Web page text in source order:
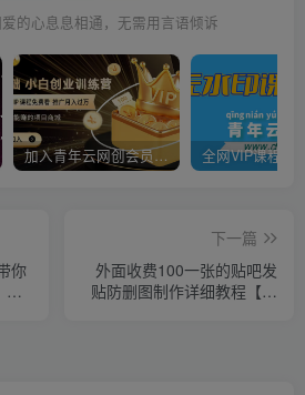
的心息息相通，无需用言语倾诉
加入青年云网创会员，全站资源免费学习。加入高级合伙人，推广日入1000+
你
想
下一篇
外面收费100一张的贴吧发
贴防删图制作详细教程【软